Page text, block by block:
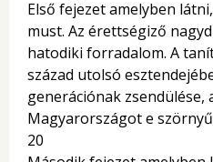
Első fejezet amelyben
must. Az érettségiző
hatodiki forradalom. A
század utolsó
generációnak zsendülése,
Magyarországot e
20